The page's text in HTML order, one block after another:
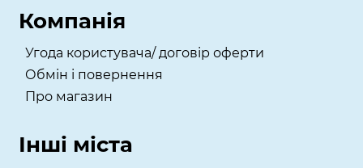
Компанія
Угода користувача/ договір оферти
Обмін і повернення
Про магазин
Інші міста